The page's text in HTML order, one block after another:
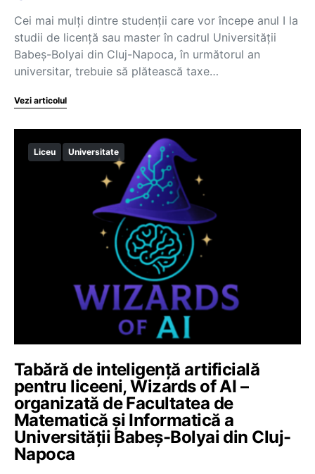
Cei mai mulți dintre studenții care vor începe anul I la
studii de licență sau master în cadrul Universității
Babeș-Bolyai din Cluj-Napoca, în următorul an
universitar, trebuie să plătească taxe…
Vezi articolul
Liceu Universitate
Tabără de inteligență artificială
pentru liceeni, Wizards of AI –
organizată de Facultatea de
Matematică și Informatică a
Universității Babeș-Bolyai din Cluj-
Napoca